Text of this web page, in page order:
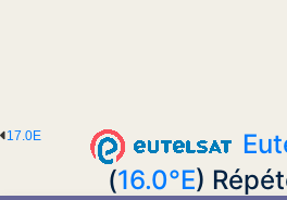
17.0E
(16.0°E)